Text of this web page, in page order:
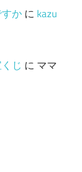
かに kazu
じ に ママ